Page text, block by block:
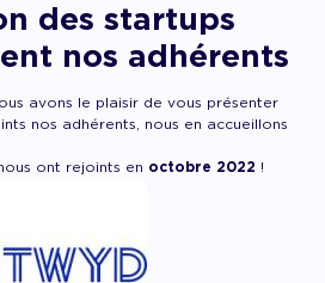
des startups
nos adhérents
avons le plaisir de vous présenter
nos adhérents, nous en accueillons
ont rejoints en octobre 2022 !